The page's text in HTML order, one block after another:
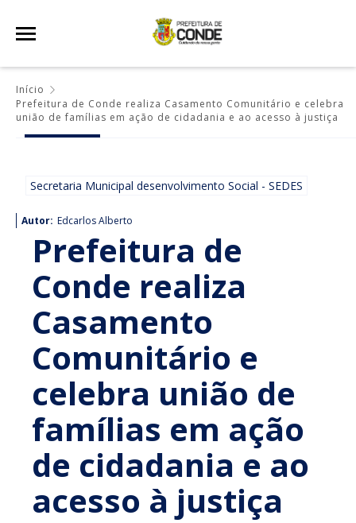
Início
Prefeitura de Conde realiza Casamento Comunitário e celebra
união de famílias em ação de cidadania e ao acesso à justiça
Secretaria Municipal desenvolvimento Social - SEDES
Autor: Edcarlos Alberto
Prefeitura de
Conde realiza
Casamento
Comunitário e
celebra união de
famílias em ação
de cidadania e ao
acesso à justiça